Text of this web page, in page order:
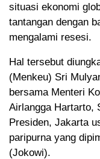
situasi ekonomi
tantangan dengan
mengalami resesi.
Hal tersebut
(Menkeu) Sri
bersama Menteri
Airlangga Hartarto,
Presiden, Jakarta
paripurna yang
(Jokowi).